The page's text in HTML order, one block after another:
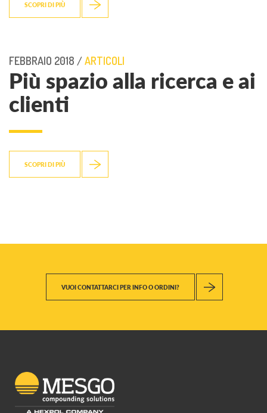
SCOPRI DI PIÙ
FEBBRAIO 2018 /ARTICOLI
Più spazio alla ricerca e ai
clienti
SCOPRI DI PIÙ
VUOI CONTATTARCI PER INFO O ORDINI?